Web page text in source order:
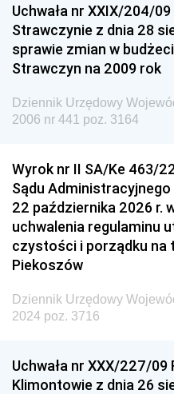
Dziennik Urzędowy
Dziennik Urzędowy
Dziennik Urzędowy
Dziennik Urzędowy
Uchwała nr XXIX/204/
Strawczynie z dnia 28
sprawie zmian w
Strawczyn na 2009 rok
Dziennik Urzędowy
2006 nr 441 poz. 3164
Wyrok nr II SA/Ke 463/
Sądu Administracyjnego
22 października 2026 r.
uchwalenia regulaminu
czystości i porządku na
Piekoszów
Dziennik Urzędowy
2024 poz. 3716
Uchwała nr XXX/227/09
Klimontowie z dnia 26